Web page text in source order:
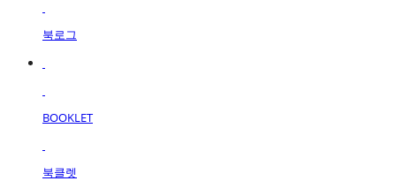
북로그
BOOKLET
북클렛